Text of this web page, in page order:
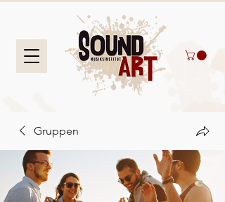
Gruppen